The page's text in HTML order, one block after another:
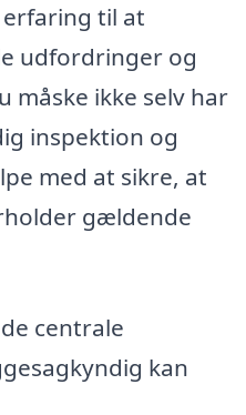
til at
udfordringer og
måske ikke selv har
inspektion og
med at sikre, at
gældende
centrale
kan